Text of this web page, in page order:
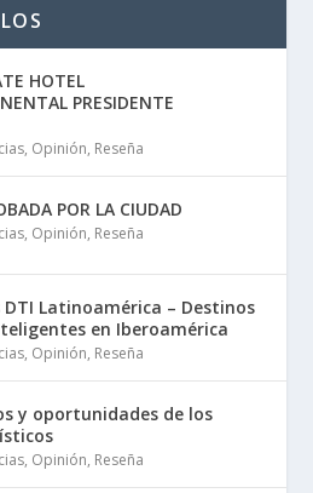
HOTEL
PRESIDENTE
, Opinión, Reseña
POR LA CIUDAD
, Opinión, Reseña
DTI Latinoamérica – Destinos
en Iberoamérica
, Opinión, Reseña
y oportunidades de los
, Opinión, Reseña